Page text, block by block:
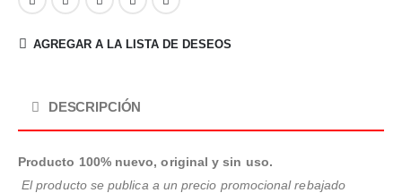
AGREGAR A LA LISTA DE DESEOS
DESCRIPCIÓN
Producto 100% nuevo, original y sin uso.
El producto se publica a un precio promocional rebajado